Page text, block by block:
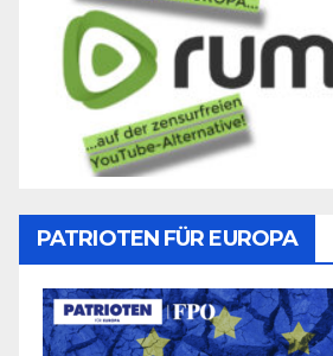
PATRIOTEN FÜR EUROPA